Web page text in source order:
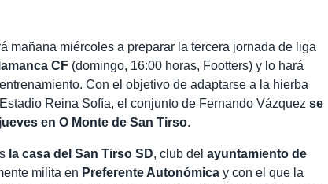
mañana miércoles a preparar la tercera jornada de liga
CF (domingo, 16:00 horas, Footters) y lo hará
Con el objetivo de adaptarse a la hierba
Reina Sofía, el conjunto de Fernando Vázquezse
en O Monte de San Tirso.
la casa del San Tirso SD, club del ayuntamiento de
milita en Preferente Autonómica y con el que la